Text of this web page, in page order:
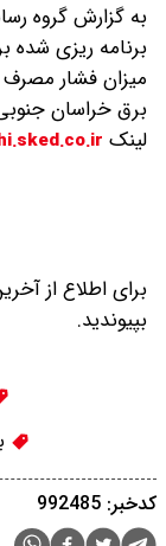
به گزارش گروه
برنامه ریزی شده
میزان فشار
برق خراسان
لینک
برای اطلاع از
بپیوندید.
کدخبر: 992485